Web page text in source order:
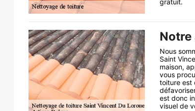
gratuit.
Nous
Saint
maison,
vous
toiture est
est donc
visuel de